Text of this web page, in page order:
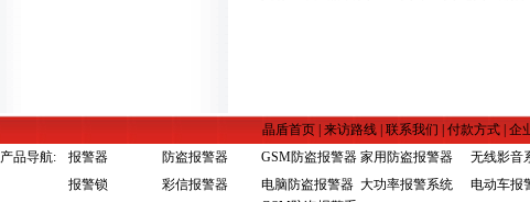
晶盾首页 来访路线 联系我们 付款方式 企
产品导航:
报警器 防盗报警器 GSM防盗报警器 家用防盗报警器 无线影音
报警锁
彩信报警器 电脑防盗报警器 大功率报警系统 电动车报